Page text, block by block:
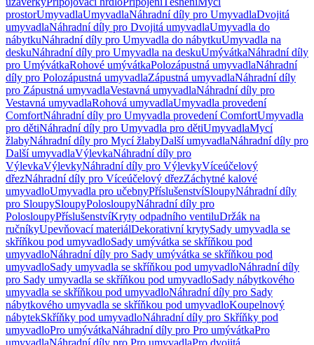
prostorUmyvadlaUmyvadlaNáhradní díly pro UmyvadlaDvojitá
umyvadlaNáhradní díly pro Dvojitá umyvadlaUmyvadla do
nábytkuNáhradní díly pro Umyvadla do nábytkuUmyvadla na
deskuNáhradní díly pro Umyvadla na deskuUmývátkaNáhradní díly
pro UmývátkaRohové umývátkaPolozápustná umyvadlaNáhradní
díly pro Polozápustná umyvadlaZápustná umyvadlaNáhradní díly
pro Zápustná umyvadlaVestavná umyvadlaNáhradní díly pro
Vestavná umyvadlaRohová umyvadlaUmyvadla provedení
ComfortNáhradní díly pro Umyvadla provedení ComfortUmyvadla
pro dětiNáhradní díly pro Umyvadla pro dětiUmyvadlaMycí
žlabyNáhradní díly pro Mycí žlabyDalší umyvadlaNáhradní díly pro
Další umyvadlaVýlevkaNáhradní díly pro
VýlevkaVýlevkyNáhradní díly pro VýlevkyVíceúčelový
dřezNáhradní díly pro Víceúčelový dřezZáchytné kalové
umyvadloUmyvadla pro učebnyPříslušenstvíSloupyNáhradní díly
pro SloupySloupyPolosloupyNáhradní díly pro
PolosloupyPříslušenstvíKryty odpadního ventiluDržák na
ručníkyUpevňovací materiálDekorativní krytySady umyvadla se
skříňkou pod umyvadloSady umývátka se skříňkou pod
umyvadloNáhradní díly pro Sady umývátka se skříňkou pod
umyvadloSady umyvadla se skříňkou pod umyvadloNáhradní díly
pro Sady umyvadla se skříňkou pod umyvadloSady nábytkového
umyvadla se skříňkou pod umyvadloNáhradní díly pro Sady
nábytkového umyvadla se skříňkou pod umyvadloKoupelnový
nábytekSkříňky pod umyvadloNáhradní díly pro Skříňky pod
umyvadloPro umývátkaNáhradní díly pro Pro umývátkaPro
umyvadlaNáhradní díly pro Pro umyvadlaPro dvojitá